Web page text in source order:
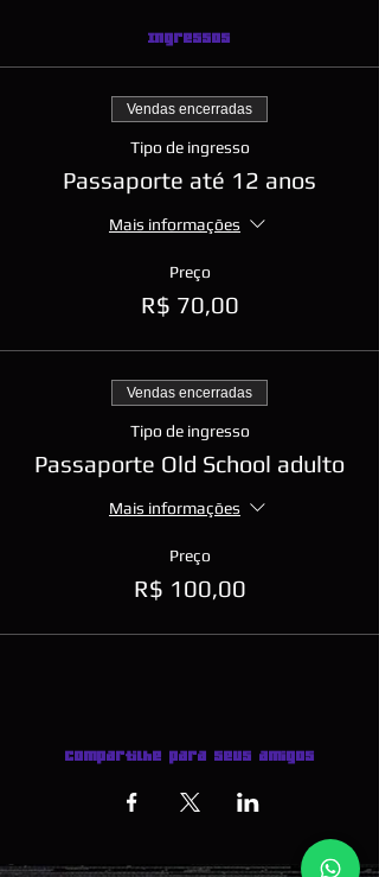
Ingressos
Vendas encerradas
Tipo de ingresso
Passaporte até 12 anos
Mais informações
Preço
R$ 70,00
Vendas encerradas
Tipo de ingresso
Passaporte Old School adulto
Mais informações
Preço
R$ 100,00
Compartilhe para seus amigos